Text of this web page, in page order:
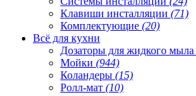
Клавиши инсталляции (71)
Комплектующие (20)
Всё для кухни
Дозаторы для жидкого мыла
Мойки (944)
Коландеры (15)
Ролл-мат (10)